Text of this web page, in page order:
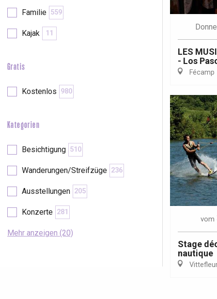
Familie 559
Kajak 11
Gratis
Kostenlos 980
Kategorien
Besichtigung 510
Wanderungen/Streifzüge 236
Ausstellungen 205
Konzerte 281
Mehr anzeigen (20)
LES
- Los
Fécamp
vom
Stage
nautique